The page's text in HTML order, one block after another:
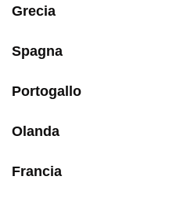
Grecia
Spagna
Portogallo
Olanda
Francia